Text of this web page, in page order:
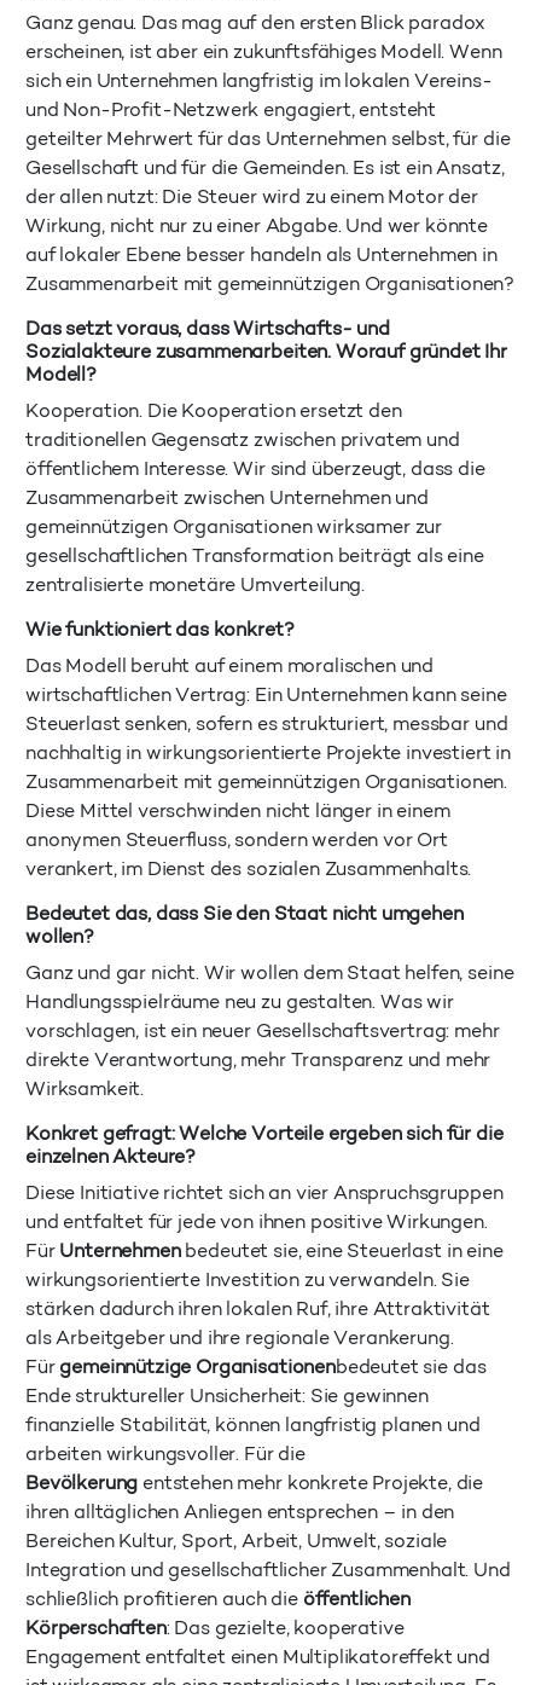
Ganz genau. Das mag auf den ersten Blick paradox
erscheinen, ist aber ein zukunftsfähiges Modell. Wenn
sich ein Unternehmen langfristig im lokalen Vereins-
und Non-Profit-Netzwerk engagiert, entsteht
geteilter Mehrwert für das Unternehmen selbst, für die
Gesellschaft und für die Gemeinden. Es ist ein Ansatz,
der allen nutzt: Die Steuer wird zu einem Motor der
Wirkung, nicht nur zu einer Abgabe. Und wer könnte
auf lokaler Ebene besser handeln als Unternehmen in
Zusammenarbeit mit gemeinnützigen Organisationen?
Das setzt voraus, dass Wirtschafts- und
Sozialakteure zusammenarbeiten. Worauf gründet Ihr
Modell?
Kooperation. Die Kooperation ersetzt den
traditionellen Gegensatz zwischen privatem und
öffentlichem Interesse. Wir sind überzeugt, dass die
Zusammenarbeit zwischen Unternehmen und
gemeinnützigen Organisationen wirksamer zur
gesellschaftlichen Transformation beiträgt als eine
zentralisierte monetäre Umverteilung.
Wie funktioniert das konkret?
Das Modell beruht auf einem moralischen und
wirtschaftlichen Vertrag: Ein Unternehmen kann seine
Steuerlast senken, sofern es strukturiert, messbar und
nachhaltig in wirkungsorientierte Projekte investiert in
Zusammenarbeit mit gemeinnützigen Organisationen.
Diese Mittel verschwinden nicht länger in einem
anonymen Steuerfluss, sondern werden vor Ort
verankert, im Dienst des sozialen Zusammenhalts.
Bedeutet das, dass Sie den Staat nicht umgehen
wollen?
Ganz und gar nicht. Wir wollen dem Staat helfen, seine
Handlungsspielräume neu zu gestalten. Was wir
vorschlagen, ist ein neuer Gesellschaftsvertrag: mehr
direkte Verantwortung, mehr Transparenz und mehr
Wirksamkeit.
Konkret gefragt: Welche Vorteile ergeben sich für die
einzelnen Akteure?
Diese Initiative richtet sich an vier Anspruchsgruppen
und entfaltet für jede von ihnen positive Wirkungen.
Für Unternehmenbedeutet sie, eine Steuerlast in eine
wirkungsorientierte Investition zu verwandeln. Sie
stärken dadurch ihren lokalen Ruf, ihre Attraktivität
als Arbeitgeber und ihre regionale Verankerung.
Für gemeinnützige Organisationenbedeutet sie das
Ende struktureller Unsicherheit: Sie gewinnen
finanzielle Stabilität, können langfristig planen und
arbeiten wirkungsvoller. Für die
Bevölkerung entstehen mehr konkrete Projekte, die
ihren alltäglichen Anliegen entsprechen – in den
Bereichen Kultur, Sport, Arbeit, Umwelt, soziale
Integration und gesellschaftlicher Zusammenhalt. Und
schließlich profitieren auch die öffentlichen
Körperschaften: Das gezielte, kooperative
Engagement entfaltet einen Multiplikatoreffekt und